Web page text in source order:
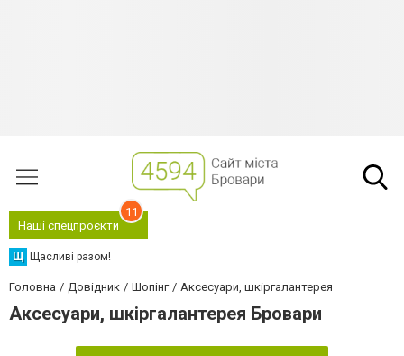
Наші спецпроєкти
11
Щ Щасливі разом!
Головна Довідник Шопінг Аксесуари, шкіргалантерея
Аксесуари, шкіргалантерея Бровари